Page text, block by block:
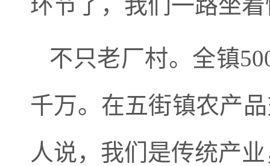
不只老厂村。全镇
千万。在五街镇农产
人说，我们是传统产